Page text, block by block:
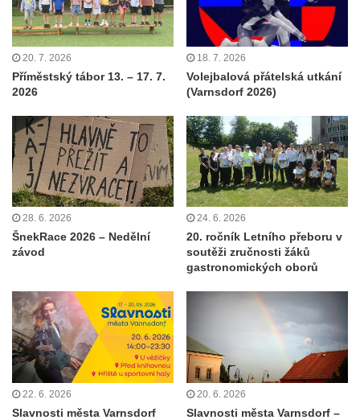
20. 7. 2026
Příměstský tábor 13. – 17. 7.
2026
18. 7. 2026
Volejbalová přátelská utkání
(Varnsdorf 2026)
28. 6. 2026
ŠnekRace 2026 – Nedělní
závod
24. 6. 2026
20. ročník Letního přeboru v
soutěži zručnosti žáků
gastronomických oborů
22. 6. 2026
Slavnosti města Varnsdorf
20. 6. 2026
Slavnosti města Varnsdorf –